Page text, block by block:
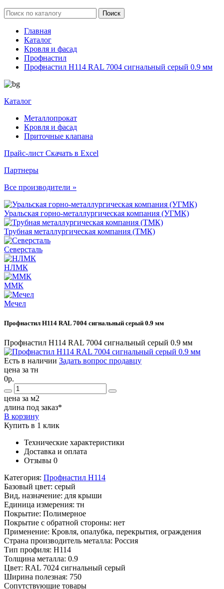
Главная
Каталог
Кровля и фасад
Профнастил
Профнастил Н114 RAL 7004 сигнальный серый 0.9 мм
Каталог
Металлопрокат
Кровля и фасад
Приточные клапана
Прайс-лист Скачать в Excel
Партнеры
Все производители »
Уральская горно-металлургическая компания (УГМК)
Трубная металлургическая компания (ТМК)
Северсталь
НЛМК
ММК
Мечел
Профнастил Н114 RAL 7004 сигнальный серый 0.9 мм
Профнастил Н114 RAL 7004 сигнальный серый 0.9 мм
Есть в наличии Задать вопрос продавцу
цена за тн
0р.
цена за м2
длина под заказ*
В корзину
Купить в 1 клик
Технические характеристики
Доставка и оплата
Отзывы 0
Категория: Профнастил Н114
Базовый цвет: серый
Вид, назначение: для крыши
Единица измерения: тн
Покрытие: Полимерное
Покрытие с обратной стороны: нет
Применение: Кровля, опалубка, перекрытия, ограждения
Страна производитель металла: Россия
Тип профиля: Н114
Толщина металла: 0.9
Цвет: RAL 7024 сигнальный серый
Ширина полезная: 750
Сопутствующие товары